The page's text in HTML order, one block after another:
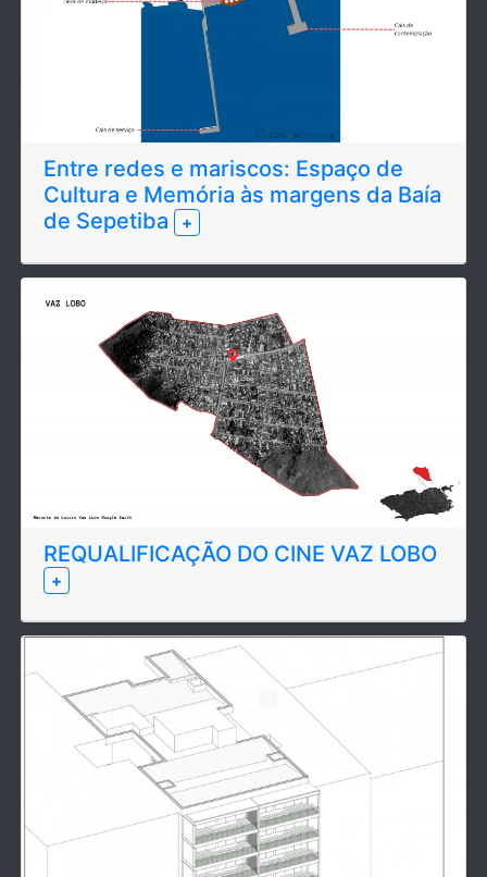
Entre redes e mariscos: Espaço de
Cultura e Memória às margens da Baía
de Sepetiba
+
REQUALIFICAÇÃO DO CINE VAZ LOBO
+